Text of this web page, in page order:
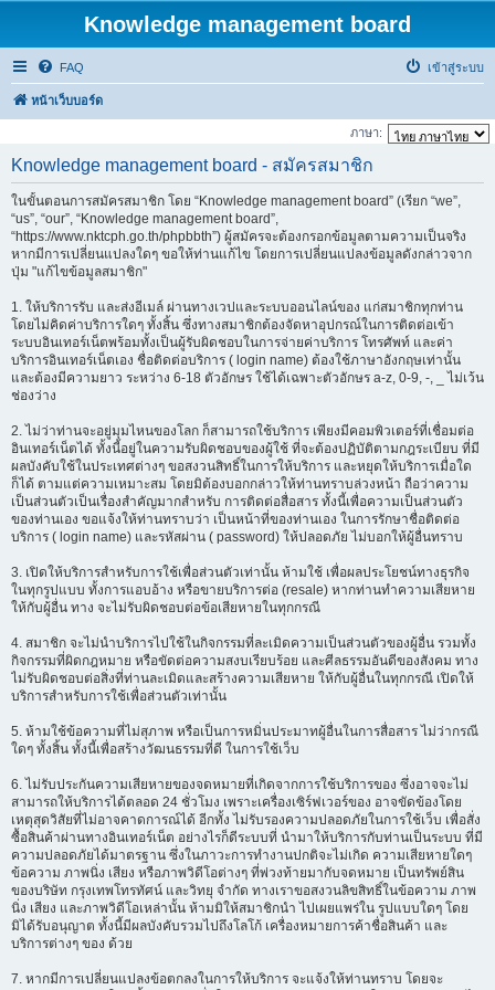
Knowledge management board
FAQ เข้าสู่ระบบ
หน้าเว็บบอร์ด
ภาษา:
Knowledge management board - สมัครสมาชิก
ในขั้นตอนการสมัครสมาชิก โดย “Knowledge management board” (เรียก “we”,
“us”, “our”, “Knowledge management board”,
“https://www.nktcph.go.th/phpbbth”) ผู้สมัครจะต้องกรอกข้อมูลตามความเป็นจริง
หากมีการเปลี่ยนแปลงใดๆ ขอให้ท่านแก้ไข โดยการเปลี่ยนแปลงข้อมูลดังกล่าวจาก
ปุ่ม "แก้ไขข้อมูลสมาชิก"
1. ให้บริการรับ และส่งอีเมล์ ผ่านทางเวปและระบบออนไลน์ของ แก่สมาชิกทุกท่าน
โดยไม่คิดค่าบริการใดๆ ทั้งสิ้น ซึ่งทางสมาชิกต้องจัดหาอุปกรณ์ในการติดต่อเข้า
ระบบอินเทอร์เน็ตพร้อมทั้งเป็นผู้รับผิดชอบในการจ่ายค่าบริการ โทรศัพท์ และค่า
บริการอินเทอร์เน็ตเอง ชื่อติดต่อบริการ ( login name) ต้องใช้ภาษาอังกฤษเท่านั้น
และต้องมีความยาว ระหว่าง 6-18 ตัวอักษร ใช้ได้เฉพาะตัวอักษร a-z, 0-9, -, _ ไม่เว้น
ช่องว่าง
2. ไม่ว่าท่านจะอยู่มุมไหนของโลก ก็สามารถใช้บริการ เพียงมีคอมพิวเตอร์ที่เชื่อมต่อ
อินเทอร์เน็ตได้ ทั้งนี้อยู่ในความรับผิดชอบของผู้ใช้ ที่จะต้องปฏิบัติตามกฎระเบียบ ที่มี
ผลบังคับใช้ในประเทศต่างๆ ขอสงวนสิทธิ์ในการให้บริการ และหยุดให้บริการเมื่อใด
ก็ได้ ตามแต่ความเหมาะสม โดยมิต้องบอกกล่าวให้ท่านทราบล่วงหน้า ถือว่าความ
เป็นส่วนตัวเป็นเรื่องสำคัญมากสำหรับ การติดต่อสื่อสาร ทั้งนี้เพื่อความเป็นส่วนตัว
ของท่านเอง ขอแจ้งให้ท่านทราบว่า เป็นหน้าที่ของท่านเอง ในการรักษาชื่อติดต่อ
บริการ ( login name) และรหัสผ่าน ( password) ให้ปลอดภัย ไม่บอกให้ผู้อื่นทราบ
3. เปิดให้บริการสำหรับการใช้เพื่อส่วนตัวเท่านั้น ห้ามใช้ เพื่อผลประโยชน์ทางธุรกิจ
ในทุกรูปแบบ ทั้งการแอบอ้าง หรือขายบริการต่อ (resale) หากท่านทำความเสียหาย
ให้กับผู้อื่น ทาง จะไม่รับผิดชอบต่อข้อเสียหายในทุกกรณี
4. สมาชิก จะไม่นำบริการไปใช้ในกิจกรรมที่ละเมิดความเป็นส่วนตัวของผู้อื่น รวมทั้ง
กิจกรรมที่ผิดกฎหมาย หรือขัดต่อความสงบเรียบร้อย และศีลธรรมอันดีของสังคม ทาง
ไม่รับผิดชอบต่อสิ่งที่ท่านละเมิดและสร้างความเสียหาย ให้กับผู้อื่นในทุกกรณี เปิดให้
บริการสำหรับการใช้เพื่อส่วนตัวเท่านั้น
5. ห้ามใช้ข้อความที่ไม่สุภาพ หรือเป็นการหมิ่นประมาทผู้อื่นในการสื่อสาร ไม่ว่ากรณี
ใดๆ ทั้งสิ้น ทั้งนี้เพื่อสร้างวัฒนธรรมที่ดี ในการใช้เว็บ
6. ไม่รับประกันความเสียหายของจดหมายที่เกิดจากการใช้บริการของ ซึ่งอาจจะไม่
สามารถให้บริการได้ตลอด 24 ชั่วโมง เพราะเครื่องเซิร์ฟเวอร์ของ อาจขัดข้องโดย
เหตุสุดวิสัยที่ไม่อาจคาดการณ์ได้ อีกทั้ง ไม่รับรองความปลอดภัยในการใช้เว็บ เพื่อสั่ง
ซื้อสินค้าผ่านทางอินเทอร์เน็ต อย่างไรก็ดีระบบที่ นำมาให้บริการกับท่านเป็นระบบ ที่มี
ความปลอดภัยได้มาตรฐาน ซึ่งในภาวะการทำงานปกติจะไม่เกิด ความเสียหายใดๆ
ข้อความ ภาพนิ่ง เสียง หรือภาพวิดีโอต่างๆ ที่พ่วงท้ายมากับจดหมาย เป็นทรัพย์สิน
ของบริษัท กรุงเทพโทรทัศน์ และวิทยุ จำกัด ทางเราขอสงวนลิขสิทธิ์ในข้อความ ภาพ
นิ่ง เสียง และภาพวิดีโอเหล่านั้น ห้ามมิให้สมาชิกนำ ไปเผยแพร่ใน รูปแบบใดๆ โดย
มิได้รับอนุญาต ทั้งนี้มีผลบังคับรวมไปถึงโลโก้ เครื่องหมายการค้าชื่อสินค้า และ
บริการต่างๆ ของ ด้วย
7. หากมีการเปลี่ยนแปลงข้อตกลงในการให้บริการ จะแจ้งให้ท่านทราบ โดยจะ